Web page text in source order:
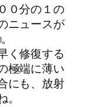
０分の１の
ニュースが
く修復する
極端に薄い
にも、放射